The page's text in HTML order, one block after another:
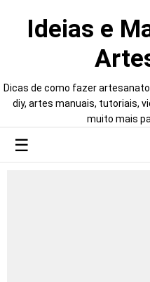
Ideias e
Dicas de como fazer
diy, artes manuais, tutoriais,
muito mais